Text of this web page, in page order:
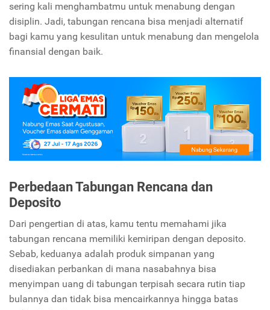
sering kali menghambatmu untuk menabung dengan
disiplin. Jadi, tabungan rencana bisa menjadi alternatif
bagi kamu yang kesulitan untuk menabung dan mengelola
finansial dengan baik.
Perbedaan Tabungan Rencana dan
Deposito
Dari pengertian di atas, kamu tentu memahami jika
tabungan rencana memiliki kemiripan dengan deposito.
Sebab, keduanya adalah produk simpanan yang
disediakan perbankan di mana nasabahnya bisa
menyimpan uang di tabungan terpisah secara rutin tiap
bulannya dan tidak bisa mencairkannya hingga batas